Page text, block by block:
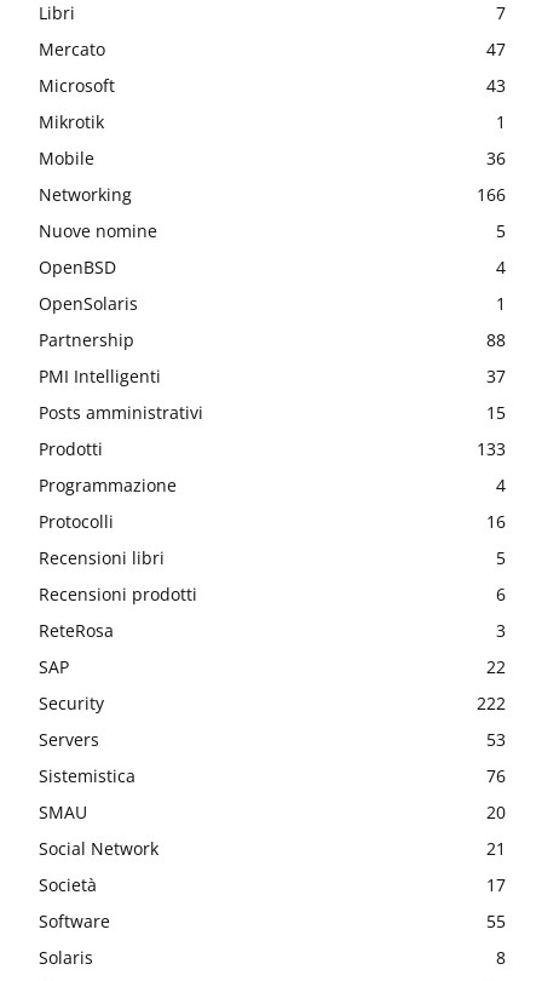
Libri
7
Mercato
47
Microsoft
43
Mikrotik
1
Mobile
36
Networking
166
Nuove nomine
5
OpenBSD
4
OpenSolaris
1
Partnership
88
PMI Intelligenti
37
Posts amministrativi
15
Prodotti
133
Programmazione
4
Protocolli
16
Recensioni libri
5
Recensioni prodotti
6
ReteRosa
3
SAP
22
Security
222
Servers
53
Sistemistica
76
SMAU
20
Social Network
21
Società
17
Software
55
Solaris
8